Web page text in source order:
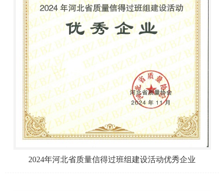
2024年河北省质量信得过班组建设活动优秀企业